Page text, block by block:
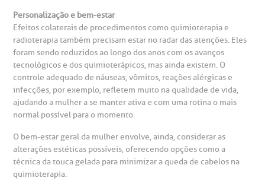
Saiba mais
Endereço:
R. Colômbia, 332
CEP: 01438-000 | Jardim Paulista
São Paulo - SP
de órgãos
de cuidado
e perdidos
Personalização e bem-estar
Efeitos colaterais de procedimentos como quimioterapia e
radioterapia também precisam estar no radar das atenções. Eles
foram sendo reduzidos ao longo dos anos com os avanços
tecnológicos e dos quimioterápicos, mas ainda existem. O
controle adequado de náuseas, vômitos, reações alérgicas e
infecções, por exemplo, refletem muito na qualidade de vida,
ajudando a mulher a se manter ativa e com uma rotina o mais
normal possível para o momento.
O bem-estar geral da mulher envolve, ainda, considerar as
alterações estéticas possíveis, oferecendo opções como a
técnica da touca gelada para minimizar a queda de cabelos na
quimioterapia.